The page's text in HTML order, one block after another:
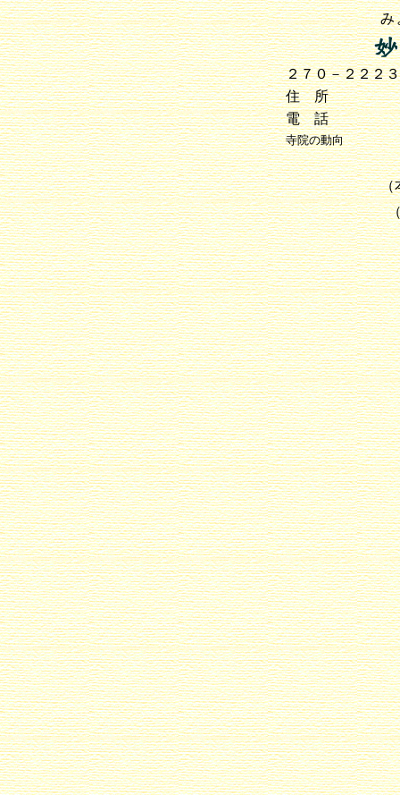
２７０－２２
住 所
電 話
寺院の動向
（